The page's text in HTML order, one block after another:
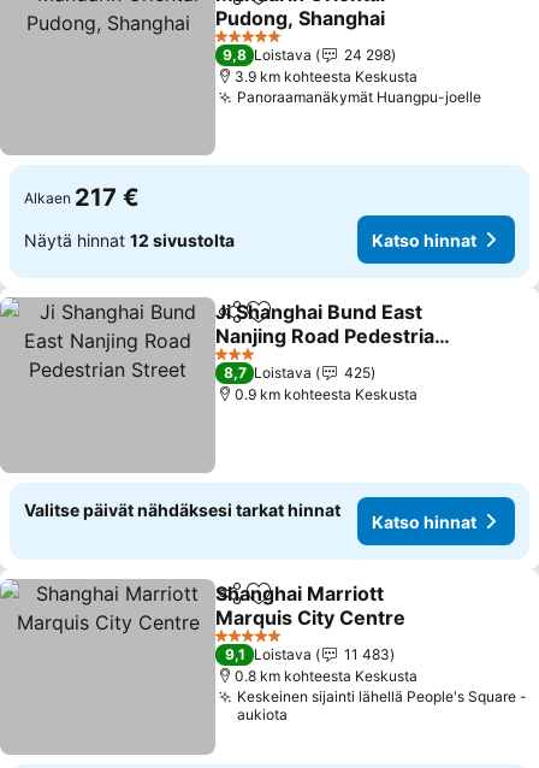
Jaa Lisää suosikkeihin
Pudong, Shanghai
Katso hinnat
5 Tähtiluokitus
9,8 Loistava
24 298
3.9 km kohteesta Keskusta
Panoraamanäkymät Huangpu-joelleKatso
Alkaen 217 €
Näytä hinnat 12 sivustolta Katso hinnat
Jaa Lisää suosikkeihin
Ji Shanghai Bund East
Nanjing Road Pedestrian
Street
Katso hinnat
3 Tähtiluokitus
8,7 Loistava
425
0.9 km kohteesta Keskusta
Valitse päivät nähdäksesi tarkat hinnat
Katso hinnat
Jaa Lisää suosikkeihin
Shanghai Marriott
Marquis City Centre
Katso hinnat
5 Tähtiluokitus
9,1 Loistava
11 483
0.8 km kohteesta Keskusta
Keskeinen sijainti lähellä People's Square -
aukiota